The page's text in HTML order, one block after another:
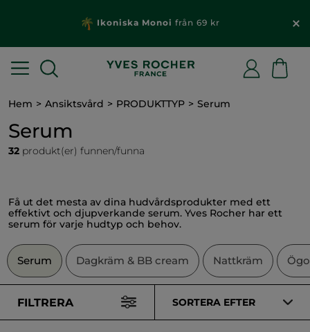
Ikoniska Monoi från 69 kr
Hem Ansiktsvård PRODUKTTYP Serum
Serum
32 produkt(er) funnen/funna
Få ut det mesta av dina hudvårdsprodukter med ett
effektivt och djupverkande serum. Yves Rocher har ett
serum för varje hudtyp och behov.
Serum Dagkräm & BB cream Nattkräm
FILTRERA SORTERA EFTER